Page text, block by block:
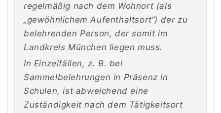
regelmäßig nach dem Wohnort (als
„gewöhnlichem Aufenthaltsort“) der zu
belehrenden Person, der somit im
Landkreis München liegen muss.
In Einzelfällen, z. B. bei
Sammelbelehrungen in Präsenz in
Schulen, ist abweichend eine
Zuständigkeit nach dem Tätigkeitsort